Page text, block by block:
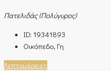
Πατελιδάς (Πολύγυρος)
ID: 19341893
Οικόπεδο, Γη
Λεπτομέρειες